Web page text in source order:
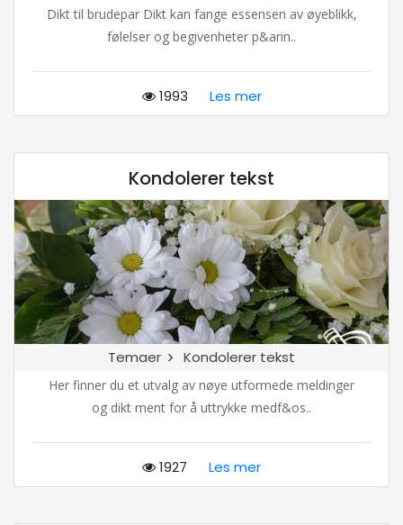
Dikt til brudepar Dikt kan fange essensen av øyeblikk,
følelser og begivenheter p&arin..
1993 Les mer
Kondolerer tekst
Temaer Kondolerer tekst
Her finner du et utvalg av nøye utformede meldinger
og dikt ment for å uttrykke medf&os..
1927 Les mer